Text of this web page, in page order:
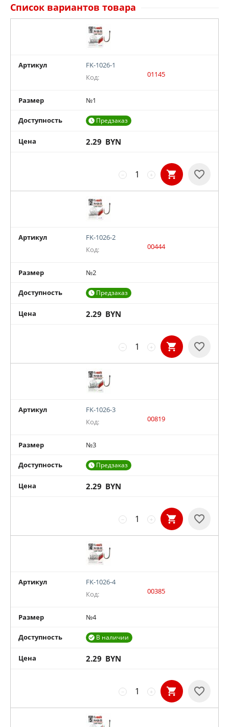
Список вариантов товара
Артикул
FK-1026-1
Код:
01145
Размер №1
Доступность Предзаказ

Цена 2.29 BYN
+
−
Артикул
FK-1026-2
Код:
00444
Размер №2
Доступность Предзаказ

Цена 2.29 BYN
+
−
Артикул
FK-1026-3
Код:
00819
Размер №3
Доступность Предзаказ

Цена 2.29 BYN
+
−
Артикул
FK-1026-4
Код:
00385
Размер №4
Доступность В наличии

Цена 2.29 BYN
+
−